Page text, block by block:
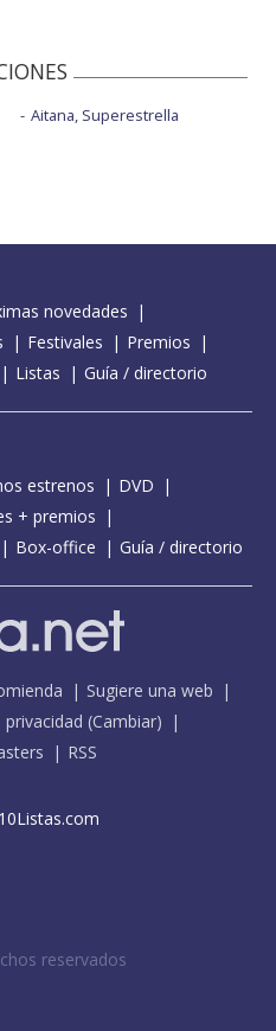
Aitana, Superestrella
novedades
Festivales
Premios
Listas Guía / directorio
estrenos
DVD
+ premios
Box-office Guía / directorio
Sugiere una web
(Cambiar)
RSS
reservados